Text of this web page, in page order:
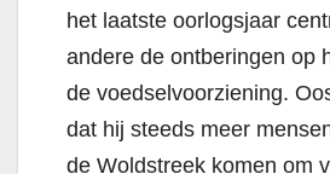
het laatste oorlogsjaar
andere de ontberingen op
de voedselvoorziening.
dat hij steeds meer
de Woldstreek komen om